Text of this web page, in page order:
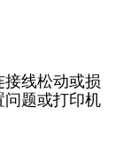
线松动或损
问题或打印机